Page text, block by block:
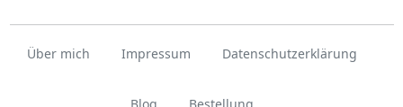
Über mich Impressum Datenschutzerklärung